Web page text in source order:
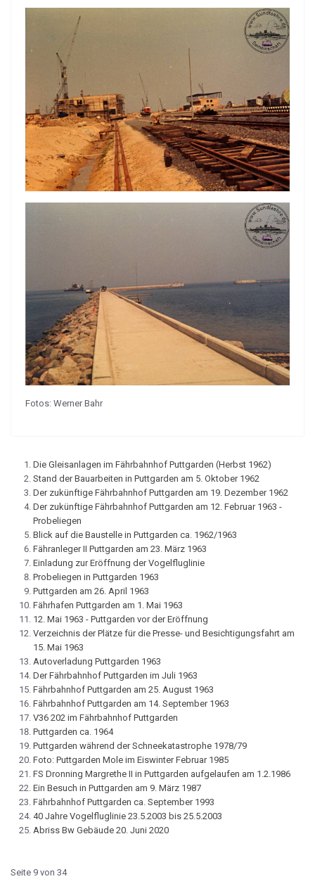
Fotos: Werner Bahr
Die Gleisanlagen im Fährbahnhof Puttgarden (Herbst 1962)
Stand der Bauarbeiten in Puttgarden am 5. Oktober 1962
Der zukünftige Fährbahnhof Puttgarden am 19. Dezember 1962
Der zukünftige Fährbahnhof Puttgarden am 12. Februar 1963 -
Probeliegen
Blick auf die Baustelle in Puttgarden ca. 1962/1963
Fähranleger II Puttgarden am 23. März 1963
Einladung zur Eröffnung der Vogelfluglinie
Probeliegen in Puttgarden 1963
Puttgarden am 26. April 1963
Fährhafen Puttgarden am 1. Mai 1963
12. Mai 1963 - Puttgarden vor der Eröffnung
Verzeichnis der Plätze für die Presse- und Besichtigungsfahrt am
15. Mai 1963
Autoverladung Puttgarden 1963
Der Fährbahnhof Puttgarden im Juli 1963
Fährbahnhof Puttgarden am 25. August 1963
Fährbahnhof Puttgarden am 14. September 1963
V36 202 im Fährbahnhof Puttgarden
Puttgarden ca. 1964
Puttgarden während der Schneekatastrophe 1978/79
Foto: Puttgarden Mole im Eiswinter Februar 1985
FS Dronning Margrethe II in Puttgarden aufgelaufen am 1.2.1986
Ein Besuch in Puttgarden am 9. März 1987
Fährbahnhof Puttgarden ca. September 1993
40 Jahre Vogelfluglinie 23.5.2003 bis 25.5.2003
Abriss Bw Gebäude 20. Juni 2020
Seite 9 von 34